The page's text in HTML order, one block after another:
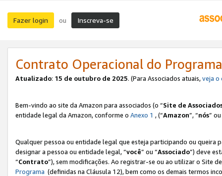
Fazer login ou Inscreva-se
Contrato Operacional do
Atualizado: 15 de outubro de 2025. (Para Associados atuais,veja o
Bem-vindo ao site da Amazon para associados (o “Site de
entidade legal da Amazon, conforme o Anexo 1 , (“Amazon”, “nós”
Qualquer pessoa ou entidade legal que esteja participando ou queira
designar a pessoa ou entidade legal, “você” ou “Associado”) deve
“Contrato”), sem modificações. Ao registrar-se ou ao utilizar o Site
Programa (definidas na Cláusula 12), bem como os demais termos